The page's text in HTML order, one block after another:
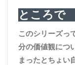
ところで
このシリーズっ
分の価値観につ
まったとちょい